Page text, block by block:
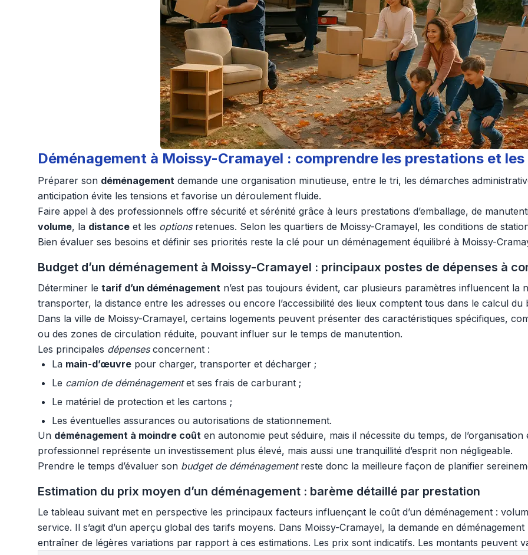
Déménagement à Moissy-Cramayel : comprendre les prestations et
Préparer son déménagement demande une organisation minutieuse, entre le tri, les démarches
anticipation évite les tensions et favorise un déroulement fluide.
Faire appel à des professionnels offre sécurité et sérénité grâce à leurs prestations d’emballage, de
volume, la distance et les optionsretenues. Selon les quartiers de Moissy-Cramayel, les conditions de
Bien évaluer ses besoins et définir ses priorités reste la clé pour un déménagement équilibré à Moissy-
Budget d’un déménagement à Moissy-Cramayel : principaux postes de dépenses à
Déterminer le tarif d’un déménagement n’est pas toujours évident, car plusieurs paramètres influencent
transporter, la distance entre les adresses ou encore l’accessibilité des lieux comptent tous dans le calcul du
Dans la ville de Moissy-Cramayel, certains logements peuvent présenter des caractéristiques spécifiques,
ou des zones de circulation réduite, pouvant influer sur le temps de manutention.
Les principales dépensesconcernent :
La main-d’œuvre pour charger, transporter et décharger ;
Le camion de déménagementet ses frais de carburant ;
Le matériel de protection et les cartons ;
Les éventuelles assurances ou autorisations de stationnement.
Un déménagement à moindre coût en autonomie peut séduire, mais il nécessite du temps, de
professionnel représente un investissement plus élevé, mais aussi une tranquillité d’esprit non négligeable.
Prendre le temps d’évaluer son budget de déménagementreste donc la meilleure façon de planifier
Estimation du prix moyen d’un déménagement : barème détaillé par prestation
Le tableau suivant met en perspective les principaux facteurs influençant le coût d’un déménagement :
service. Il s’agit d’un aperçu global des tarifs moyens. Dans Moissy-Cramayel, la demande en
entraîner de légères variations par rapport à ces estimations. Les prix sont indicatifs. Les montants peuvent